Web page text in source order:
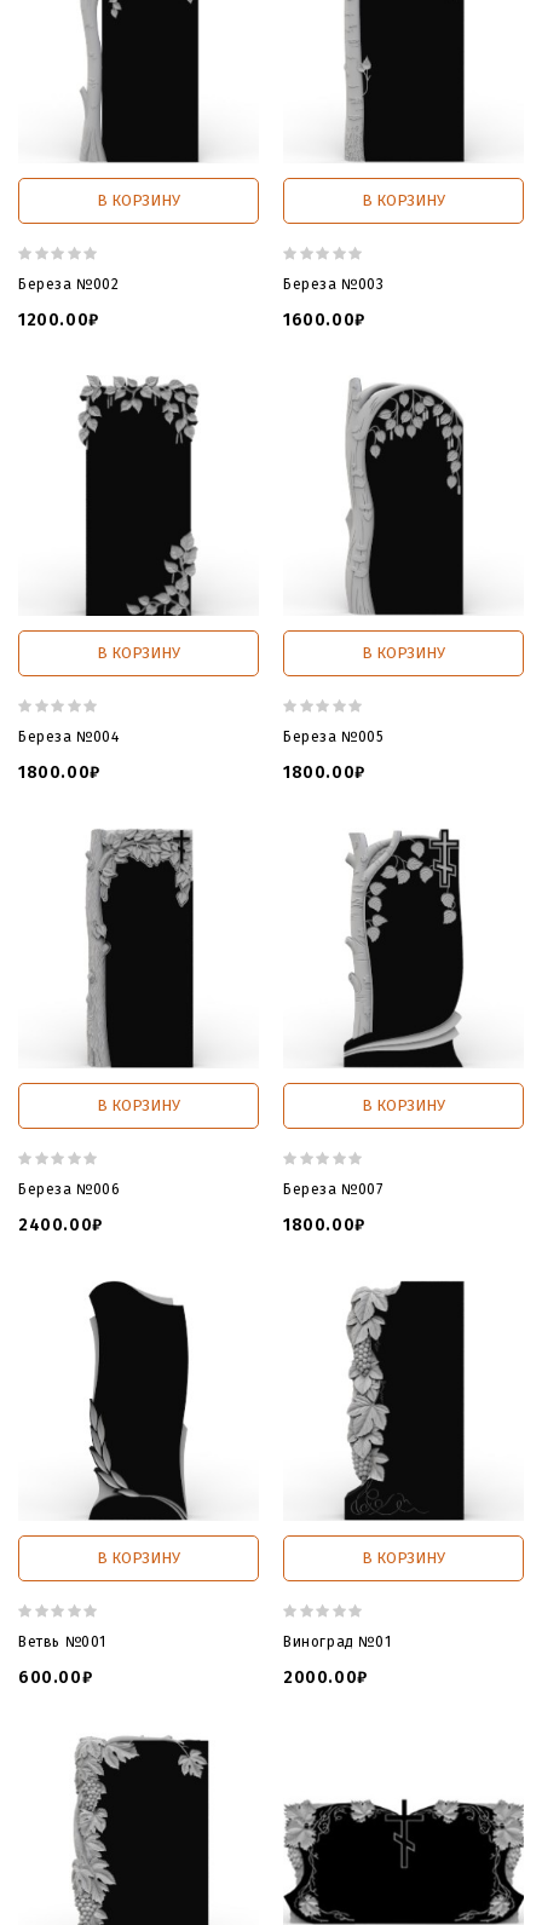
В КОРЗИНУ
Береза №002
1200.00₽
В КОРЗИНУ
Береза №003
1600.00₽
В КОРЗИНУ
Береза №004
1800.00₽
В КОРЗИНУ
Береза №005
1800.00₽
В КОРЗИНУ
Береза №006
2400.00₽
В КОРЗИНУ
Береза №007
1800.00₽
В КОРЗИНУ
Ветвь №001
600.00₽
В КОРЗИНУ
Виноград №01
2000.00₽